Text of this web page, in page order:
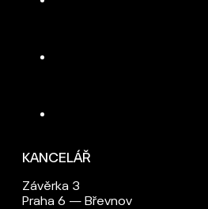
KANCELÁŘ
Závěrka 3
Praha 6 — Břevnov